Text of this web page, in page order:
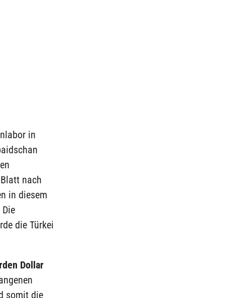
in
nach
in diesem
die Türkei
Dollar
somit die